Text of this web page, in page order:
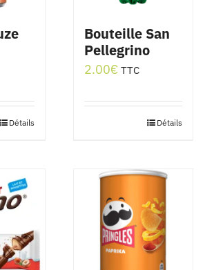
Détails
Bouteille San
Pellegrino
2.00€ TTC
Détails